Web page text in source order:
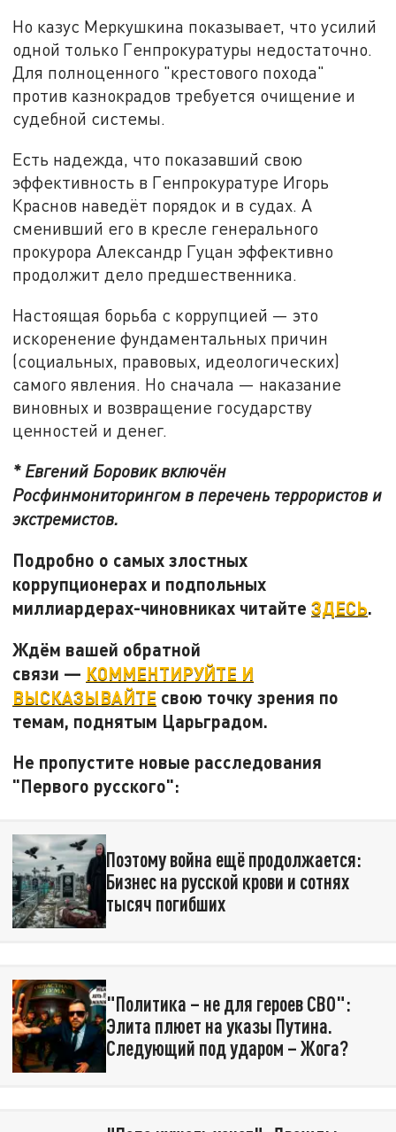
Но казус Меркушкина показывает, что усилий
одной только Генпрокуратуры недостаточно.
Для полноценного "крестового похода"
против казнокрадов требуется очищение и
судебной системы.
Есть надежда, что показавший свою
эффективность в Генпрокуратуре Игорь
Краснов наведёт порядок и в судах. А
сменивший его в кресле генерального
прокурора Александр Гуцан эффективно
продолжит дело предшественника.
Настоящая борьба с коррупцией — это
искоренение фундаментальных причин
(социальных, правовых, идеологических)
самого явления. Но сначала — наказание
виновных и возвращение государству
ценностей и денег.
* Евгений Боровик включён
Росфинмониторингом в перечень террористов и
экстремистов.
Подробно о самых злостных
коррупционерах и подпольных
миллиардерах-чиновниках читайтеЗДЕСЬ.
Ждём вашей обратной
связи — КОММЕНТИРУЙТЕ И
ВЫСКАЗЫВАЙТЕ свою точку зрения по
темам, поднятым Царьградом.
Не пропустите новые расследования
"Первого русского":
Поэтому война ещё продолжается:
Бизнес на русской крови и сотнях
тысяч погибших
"Политика – не для героев СВО":
Элита плюет на указы Путина.
Следующий под ударом – Жога?